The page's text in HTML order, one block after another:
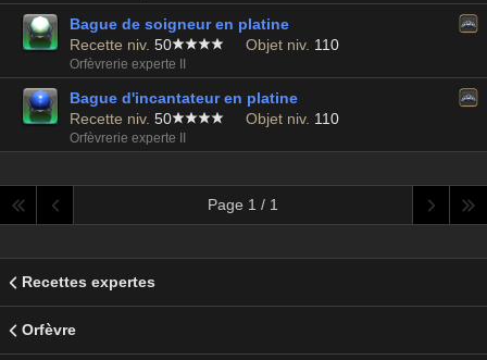
Bague de soigneur en platine
Recette niv. 50 Objet niv. 110
Orfèvrerie experte II
Bague d'incantateur en platine
Recette niv. 50 Objet niv. 110
Orfèvrerie experte II
Page 1 / 1
Recettes expertes
Orfèvre